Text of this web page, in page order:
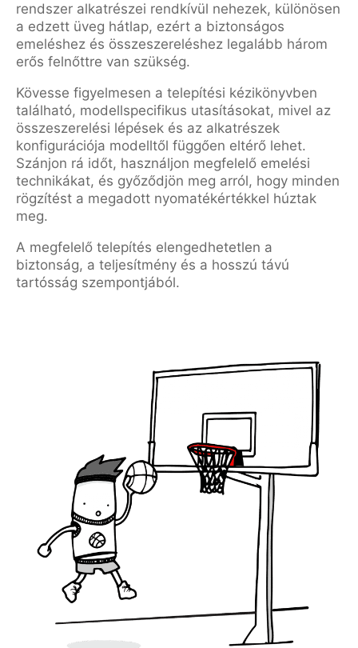
rendszer alkatrészei rendkívül nehezek, különösen
a edzett üveg hátlap, ezért a biztonságos
emeléshez és összeszereléshez legalább három
erős felnőttre van szükség.
Kövesse figyelmesen a telepítési kézikönyvben
található, modellspecifikus utasításokat, mivel az
összeszerelési lépések és az alkatrészek
konfigurációja modelltől függően eltérő lehet.
Szánjon rá időt, használjon megfelelő emelési
technikákat, és győződjön meg arról, hogy minden
rögzítést a megadott nyomatékértékkel húztak
meg.
A megfelelő telepítés elengedhetetlen a
biztonság, a teljesítmény és a hosszú távú
tartósság szempontjából.